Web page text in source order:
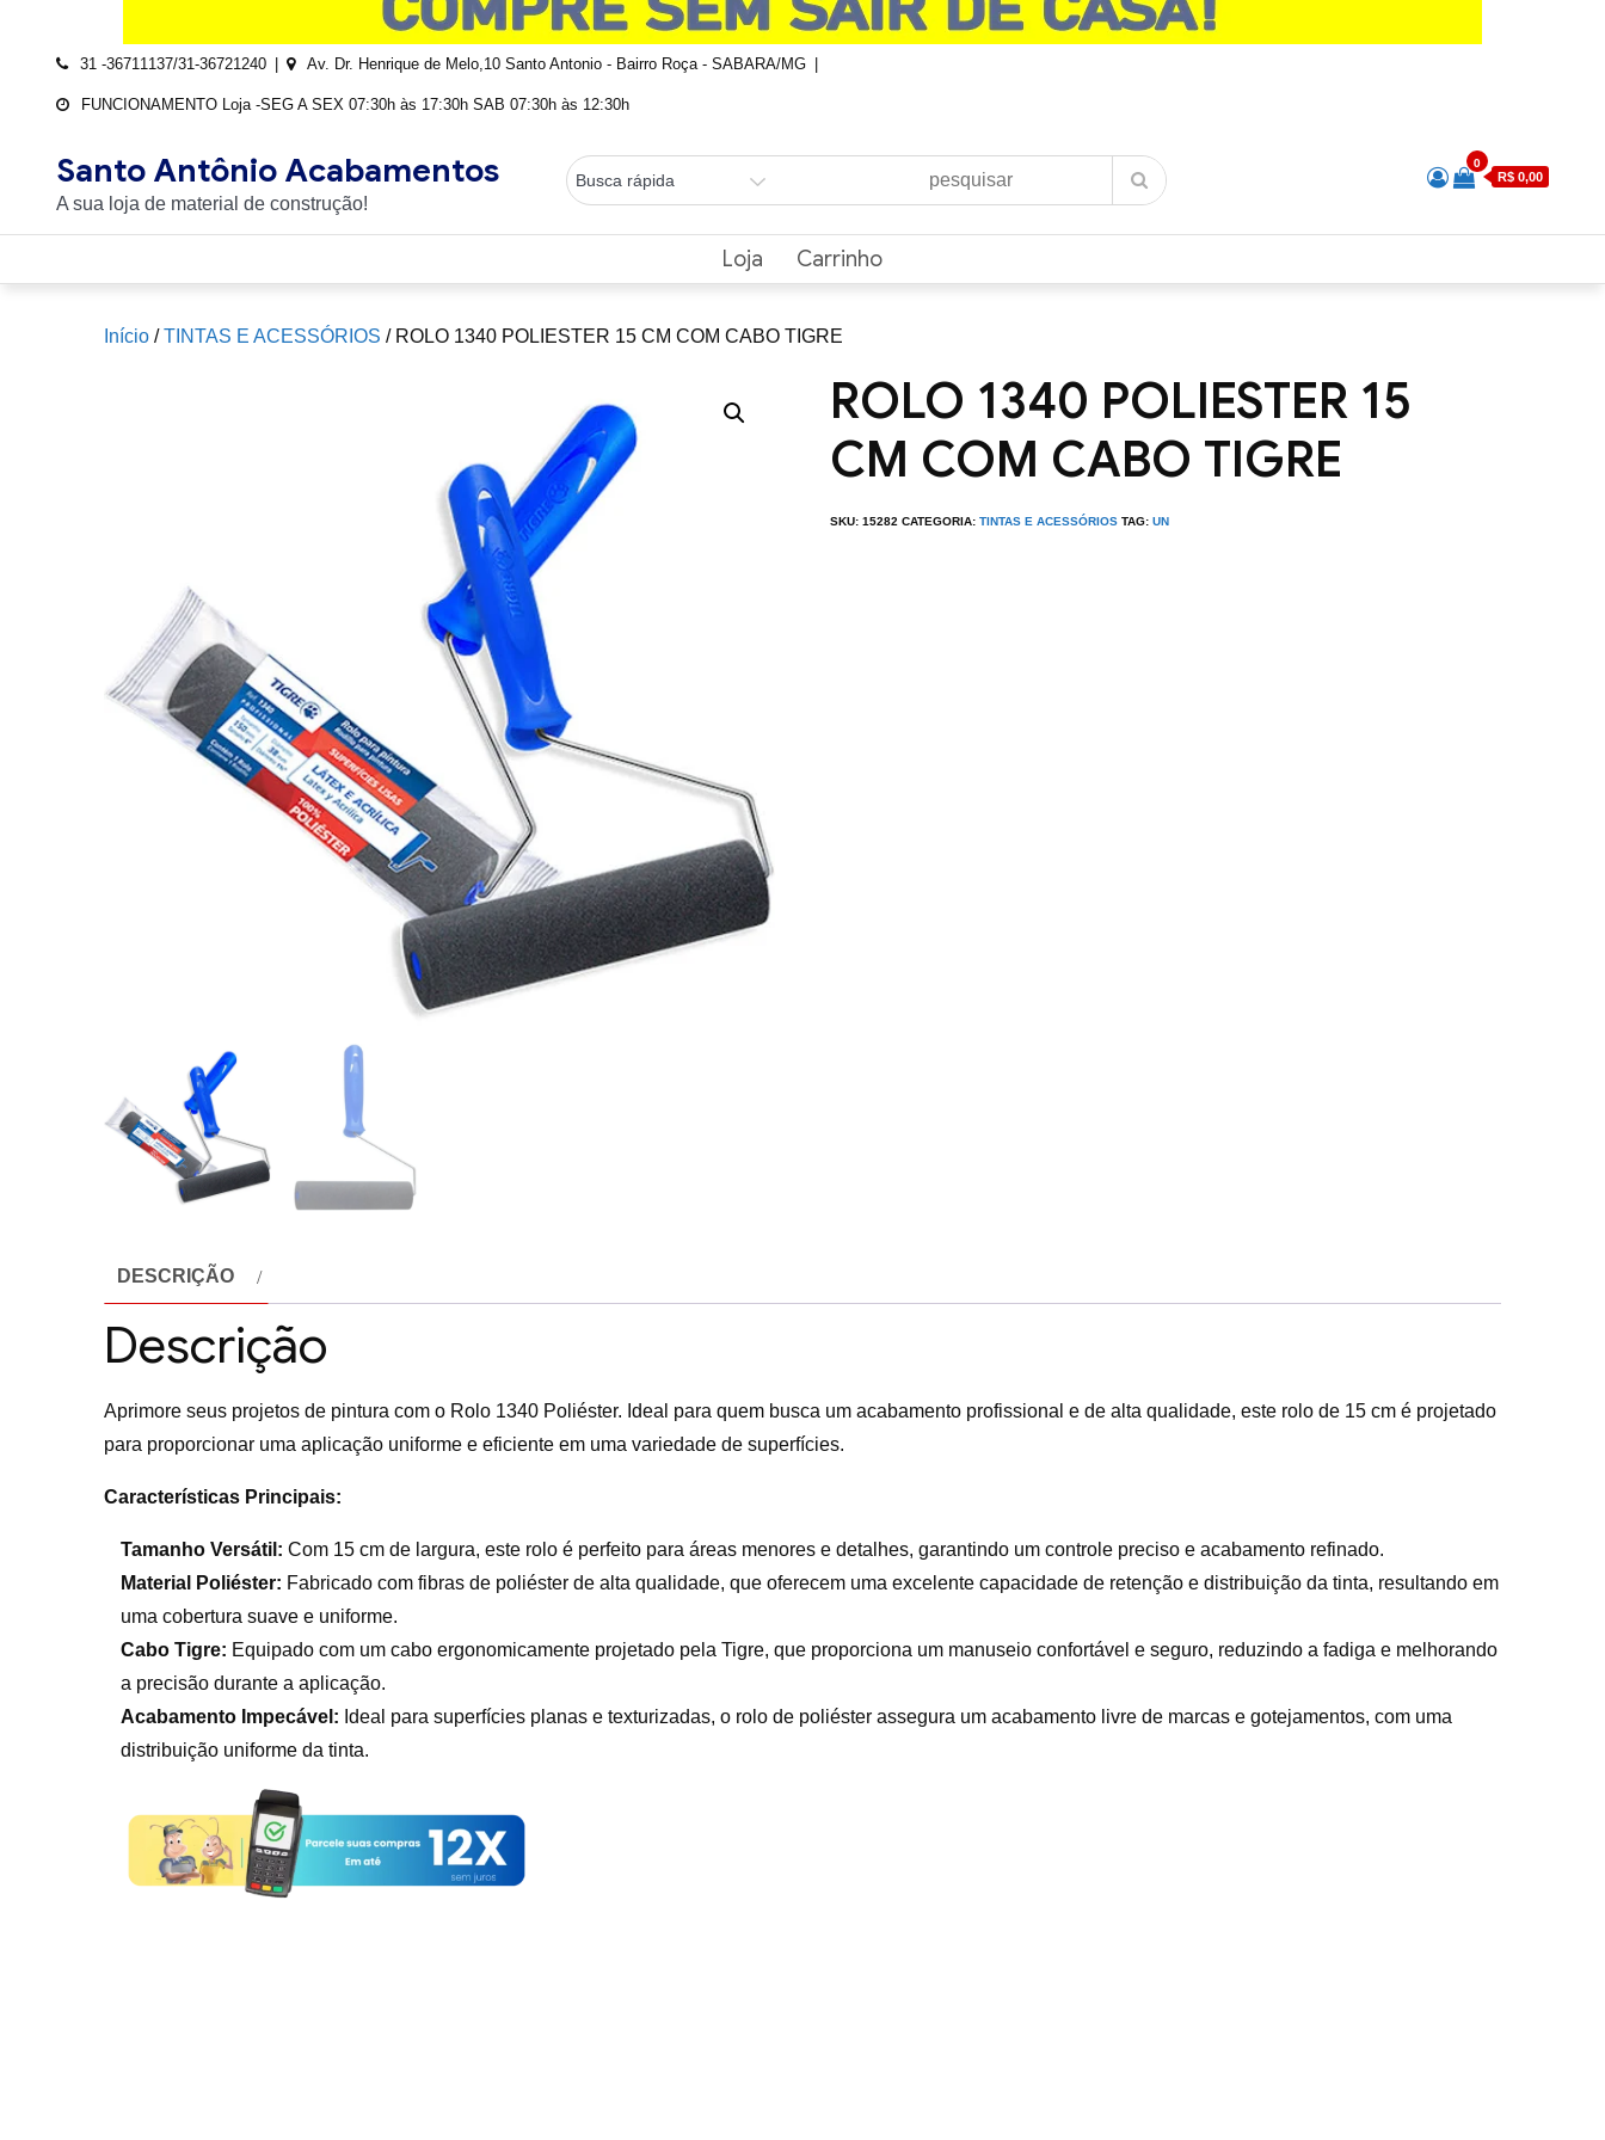
31 -36711137/31-36721240 Av. Dr. Henrique de Melo,10 Santo Antonio - Bairro Roça - SABARA/MG
FUNCIONAMENTO Loja -SEG A SEX 07:30h às 17:30h SAB 07:30h às 12:30h
Santo Antônio Acabamentos
A sua loja de material de construção!
0
R$ 0,00
Loja Carrinho
Início /TINTAS E ACESSÓRIOS / ROLO 1340 POLIESTER 15 CM COM CABO TIGRE
ROLO 1340 POLIESTER 15
CM COM CABO TIGRE
SKU:15282 CATEGORIA:TINTAS E ACESSÓRIOS TAG:UN
DESCRIÇÃO
Descrição
Aprimore seus projetos de pintura com o Rolo 1340 Poliéster. Ideal para quem busca um acabamento profissional e de alta qualidade, este rolo de 15 cm é projetado
para proporcionar uma aplicação uniforme e eficiente em uma variedade de superfícies.
Características Principais:
Tamanho Versátil: Com 15 cm de largura, este rolo é perfeito para áreas menores e detalhes, garantindo um controle preciso e acabamento refinado.
Material Poliéster: Fabricado com fibras de poliéster de alta qualidade, que oferecem uma excelente capacidade de retenção e distribuição da tinta, resultando em
uma cobertura suave e uniforme.
Cabo Tigre: Equipado com um cabo ergonomicamente projetado pela Tigre, que proporciona um manuseio confortável e seguro, reduzindo a fadiga e melhorando
a precisão durante a aplicação.
Acabamento Impecável: Ideal para superfícies planas e texturizadas, o rolo de poliéster assegura um acabamento livre de marcas e gotejamentos, com uma
distribuição uniforme da tinta.